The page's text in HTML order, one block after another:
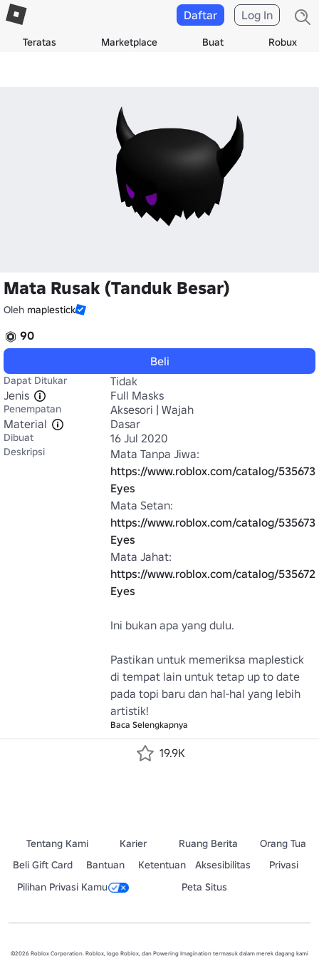
Teratas Marketplace Buat Robux
Daftar Log In
Mata Rusak (Tanduk Besar)
Oleh maplestick
90
Beli
Dapat Ditukar
Tidak
Jenis
Full Masks
Penempatan
Aksesori | Wajah
Material
Dasar
Dibuat 16 Jul 2020
Deskripsi
https://www.roblox.com/catalog/
Eyes
https://www.roblox.com/catalog/
Eyes
https://www.roblox.com/catalog/
Eyes
Ini bukan apa yang dulu.
Pastikan untuk memeriksa maplestick
di tempat lain untuk tetap up to date
pada topi baru dan hal-hal yang lebih
artistik!
Baca Selengkapnya
19.9K
Tentang Kami Karier Ruang Berita
Orang Tua
Beli Gift Card
Bantuan Ketentuan Aksesibilitas
Privasi
Pilihan Privasi Kamu
Peta Situs
©2026 Roblox Corporation. Roblox, logo Roblox, dan Powering Imagination termasuk dalam merek dagang kami